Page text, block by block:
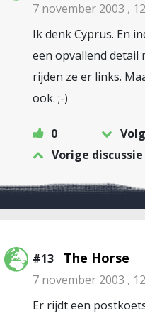
7 november 2003 ,
Ik denk Cyprus. En
een opvallend detail
rijden ze er links.
ook. ;-)
0
Vorige discussie
#13 The Horse
7 november 2003 ,
Er rijdt een